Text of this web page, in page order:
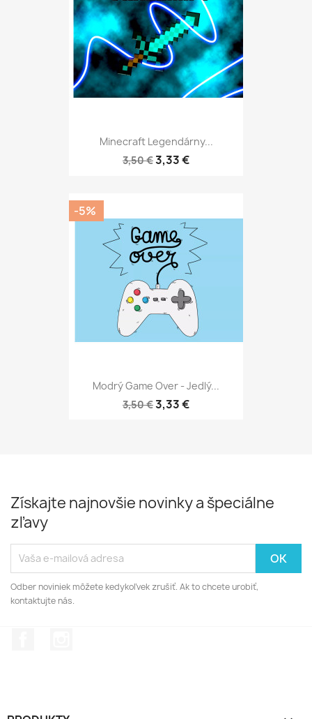
Minecraft Legendárny...
3,50 €3,33 €
Modrý Game Over - Jedlý...
3,50 €3,33 €
-5%
Získajte najnovšie novinky a špeciálne
zľavy
Odber noviniek môžete kedykoľvek zrušiť. Ak to chcete urobiť,
kontaktujte nás.